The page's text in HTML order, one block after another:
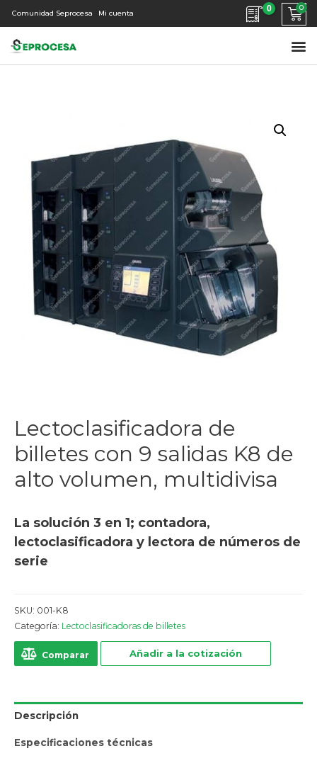
Comunidad Seprocesa Mi cuenta 0
Lectoclasificadora de
billetes con 9 salidas K8 de
alto volumen, multidivisa
La solución 3 en 1; contadora,
lectoclasificadora y lectora de números de
serie
SKU: 001-K8
Categoría: Lectoclasificadoras de billetes
Comparar Añadir a la cotización
Descripción
Especificaciones técnicas